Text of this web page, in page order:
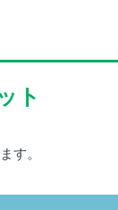
ト
す。